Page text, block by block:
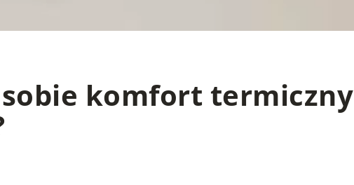
sobie komfort termiczny